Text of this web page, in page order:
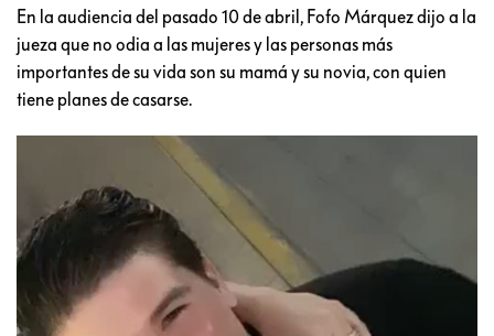
En la audiencia del pasado 10 de abril, Fofo Márquez dijo a la
jueza que no odia a las mujeres y las personas más
importantes de su vida son su mamá y su novia, con quien
tiene planes de casarse.